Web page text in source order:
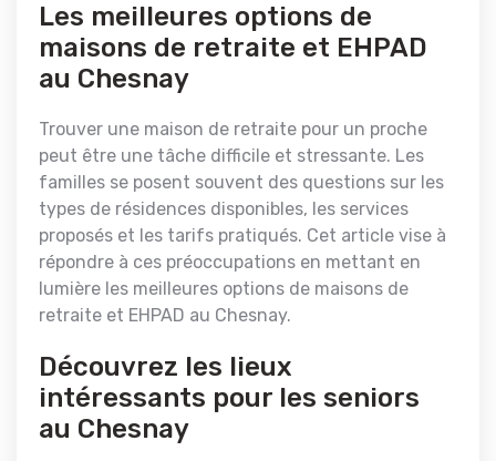
Les meilleures options de
maisons de retraite et EHPAD
au Chesnay
Trouver une maison de retraite pour un proche
peut être une tâche difficile et stressante. Les
familles se posent souvent des questions sur les
types de résidences disponibles, les services
proposés et les tarifs pratiqués. Cet article vise à
répondre à ces préoccupations en mettant en
lumière les meilleures options de maisons de
retraite et EHPAD au Chesnay.
Découvrez les lieux
intéressants pour les seniors
au Chesnay